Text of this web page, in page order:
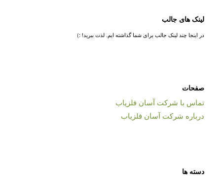
لینک های جالب
در اینجا چند لینک جالب برای شما گذاشته ایم. لذت ببرید! :)
صفحات
تماس با شرکت آسان فلزیاب
درباره شرکت آسان فلزیاب
دسته ها